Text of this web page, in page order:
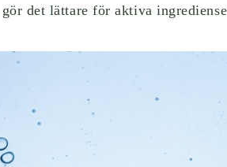
det lättare för aktiva